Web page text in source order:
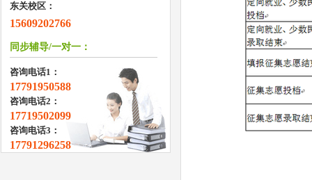
东关校区：
15609202766
同步辅导/一对一：
咨询电话1：
17791950588
咨询电话2：
17719502099
咨询电话3：
17791296258